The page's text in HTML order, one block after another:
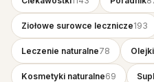
Ziołowe surowce lecznicze193
Leczenie naturalne78
Kosmetyki naturalne69